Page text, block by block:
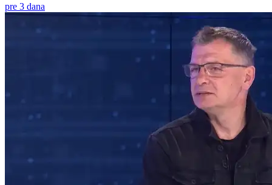
pre 3 dana